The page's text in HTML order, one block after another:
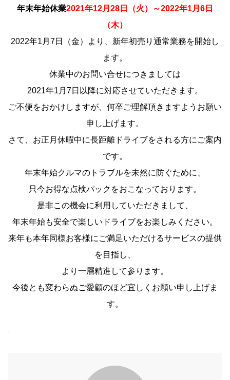
年末年始休業2021年12月28日（火）～2022年1月6日
（木）
2022年1月7日（金）より、新年初売り通常業務を開始し
ます。
休業中のお問い合せにつきましては
2021年1月7日以降に対応させていただきます。
ご不便をおかけしますが、何卒ご理解頂きますようお願い
申し上げます。
さて、お正月休暇中に長距離ドライブをされる方にご案内
です。
年末年始クルマのトラブルを未然に防ぐために、
只今お得な点検パックをおこなっております。
是非この機会に利用していただきまして、
年末年始も安全で楽しいドライブをお楽しみください。
来年も本年同様お客様にご満足いただけるサービスの提供
を目指し、
より一層精進して参ります。
今後とも変わらぬご愛顧のほど宜しくお願い申し上げま
す。